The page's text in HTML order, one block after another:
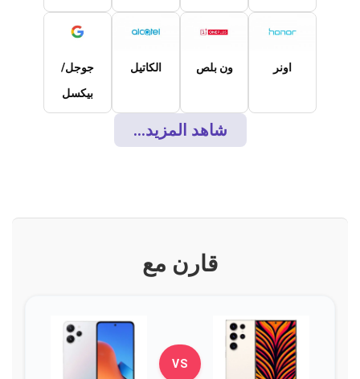
اونر ون بلص الكاتيل
جوجل/
بيكسل
شاهد المزيد...
قارن مع
VS